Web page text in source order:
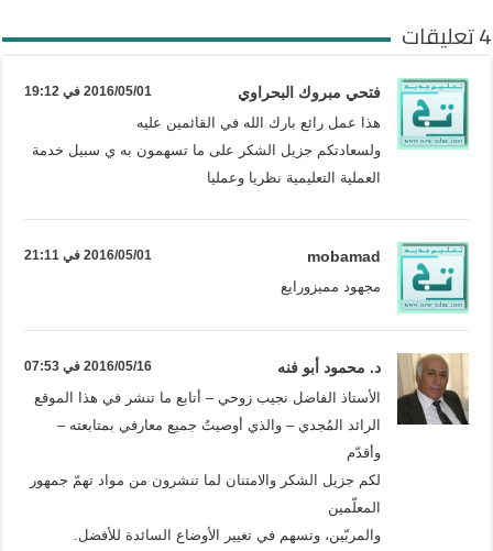
4 تعليقات
فتحي مبروك البحراوي 2016/05/01 في 19:12
هذا عمل رائع بارك الله في القائمين عليه
ولسعادتكم جزيل الشكر على ما تسهمون به ي سبيل خدمة
العملية التعليمية نظريا وعمليا
mobamad 2016/05/01 في 21:11
مجهود مميزورايع
د. محمود أبو فنه 2016/05/16 في 07:53
الأستاذ الفاضل نجيب زوحي – أتابع ما تنشر في هذا الموقع
الرائد المُجدي – والذي أوصيتُ جميع معارفي بمتابعته –
وأقدّم
لكم جزيل الشكر والامتنان لما تنشرون من مواد تهمّ جمهور
المعلّمين
والمربّين، وتسهم في تغيير الأوضاع السائدة للأفضل.